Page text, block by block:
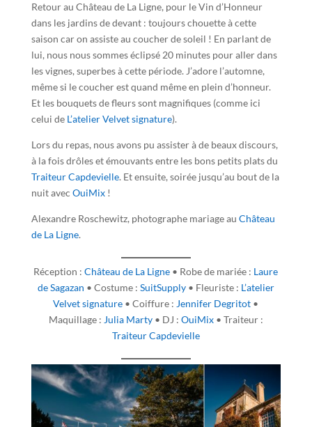
Retour au Château de La Ligne, pour le Vin d’Honneur
dans les jardins de devant : toujours chouette à cette
saison car on assiste au coucher de soleil ! En parlant de
lui, nous nous sommes éclipsé 20 minutes pour aller dans
les vignes, superbes à cette période. J’adore l’automne,
même si le coucher est quand même en plein d’honneur.
Et les bouquets de fleurs sont magnifiques (comme ici
celui de L’atelier Velvet signature).
Lors du repas, nous avons pu assister à de beaux discours,
à la fois drôles et émouvants entre les bons petits plats du
Traiteur Capdevielle. Et ensuite, soirée jusqu’au bout de la
nuit avec OuiMix!
Alexandre Roschewitz, photographe mariage au Château
de La Ligne.
Réception :Château de La Ligne • Robe de mariée : Laure
de Sagazan • Costume : SuitSupply• Fleuriste : L’atelier
Velvet signature • Coiffure : Jennifer Degritot •
Maquillage : Julia Marty• DJ : OuiMix• Traiteur :
Traiteur Capdevielle